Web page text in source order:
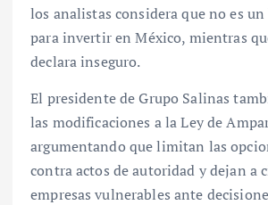
los analistas considera que no es
para invertir en México, mientras
declara inseguro.
El presidente de Grupo Salinas
las modificaciones a la Ley de
argumentando que limitan las
contra actos de autoridad y dejan a
empresas vulnerables ante